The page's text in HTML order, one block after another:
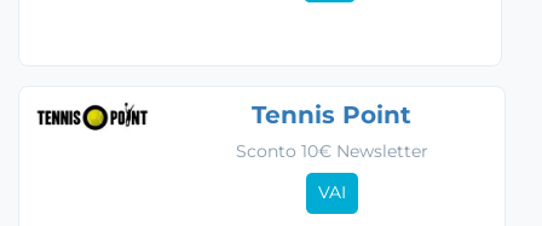
Tennis Point
Sconto 10€ Newsletter
VAI